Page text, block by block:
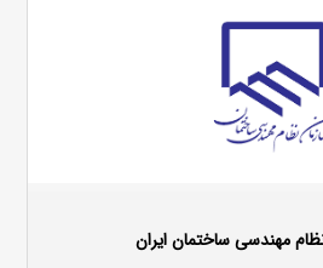
مهندسی ساختمان ایران